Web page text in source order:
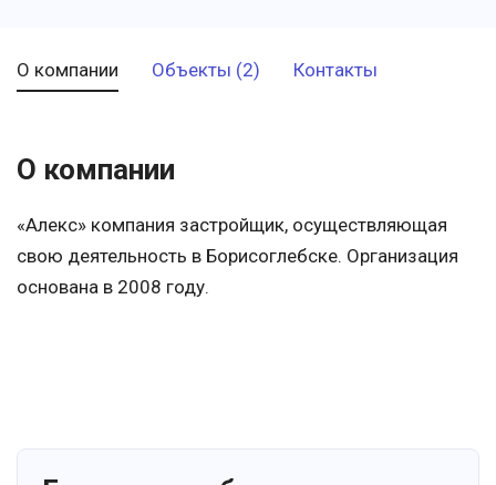
О компании Объекты (2) Контакты
О компании
«Алекс» компания застройщик, осуществляющая
свою деятельность в Борисоглебске. Организация
основана в 2008 году.